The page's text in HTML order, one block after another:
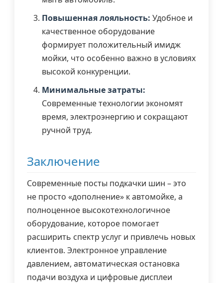
Повышенная лояльность: Удобное и
качественное оборудование
формирует положительный имидж
мойки, что особенно важно в условиях
высокой конкуренции.
Минимальные затраты:
Современные технологии экономят
время, электроэнергию и сокращают
ручной труд.
Заключение
Современные посты подкачки шин – это
не просто «дополнение» к автомойке, а
полноценное высокотехнологичное
оборудование, которое помогает
расширить спектр услуг и привлечь новых
клиентов. Электронное управление
давлением, автоматическая остановка
подачи воздуха и цифровые дисплеи